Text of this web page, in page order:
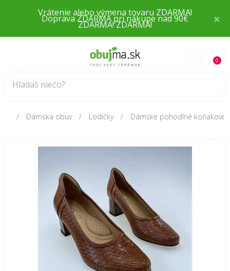
×
Doprava ZDARMA pri nákupe nad 90€
0
Dámska obuv Lodičky Dámske pohodlné koňakové